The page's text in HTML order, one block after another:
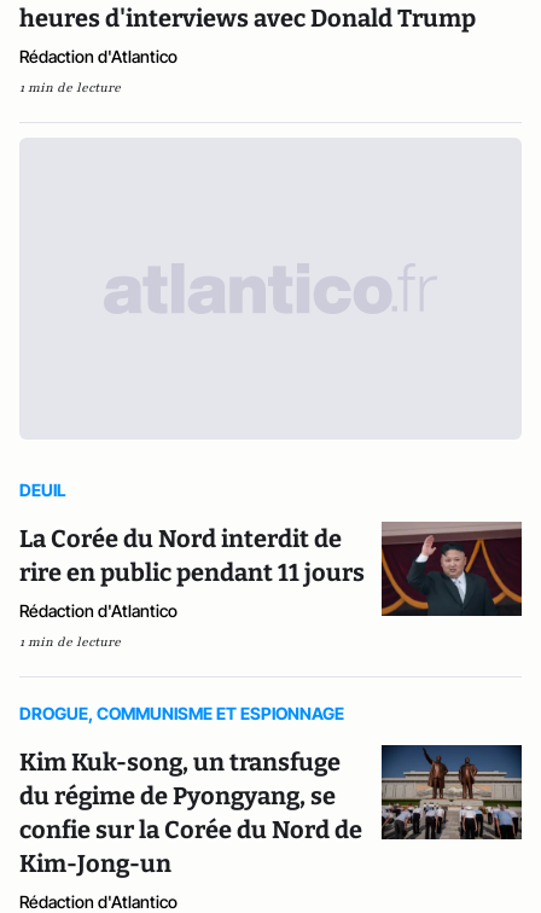
heures d'interviews avec Donald Trump
Rédaction d'Atlantico
1 min de lecture
DEUIL
La Corée du Nord interdit de
rire en public pendant 11 jours
Rédaction d'Atlantico
1 min de lecture
DROGUE, COMMUNISME ET ESPIONNAGE
Kim Kuk-song, un transfuge
du régime de Pyongyang, se
confie sur la Corée du Nord de
Kim-Jong-un
Rédaction d'Atlantico